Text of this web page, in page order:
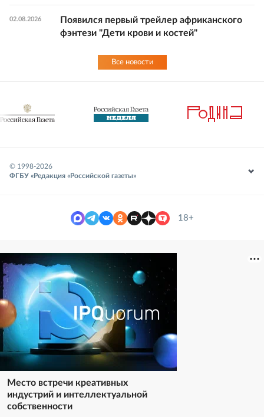
02.08.2026
Появился первый трейлер африканского
фэнтези "Дети крови и костей"
Все новости
© 1998-2026
ФГБУ «Редакция «Российской газеты»
18+
Место встречи креативных
индустрий и интеллектуальной
собственности